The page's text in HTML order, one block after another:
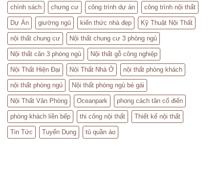
chính sách chưng cư công trình dự án công trình nội thất
Dự Án giường ngủ kiến thức nhà đẹp Kỹ Thuật Nội Thất
nội thất chung cư Nội thất chung cư 3 phòng ngủ
Nội thất căn 3 phòng ngủ Nội thất gỗ công nghiệp
Nội Thất Hiện Đại Nội Thất Nhà Ở nội thất phòng khách
nội thất phòng ngủ Nội thất phòng ngủ bé gái
Nội Thất Văn Phòng Oceanpark phong cách tân cổ điển
phòng khách liền bếp thi công nội thất Thiết kế nội thất
Tin Tức Tuyển Dụng tủ quần áo